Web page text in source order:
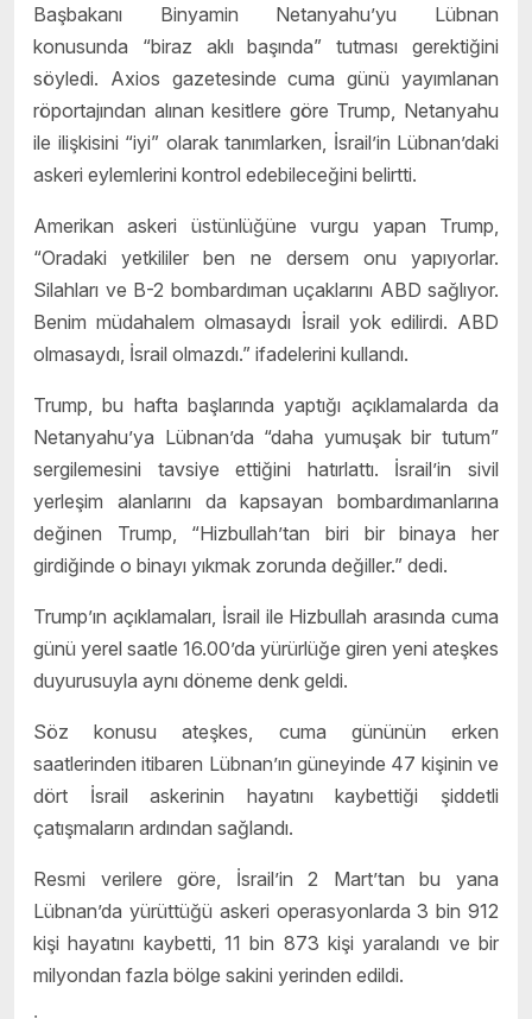
Başbakanı Binyamin Netanyahu’yu Lübnan
konusunda “biraz aklı başında” tutması gerektiğini
söyledi. Axios gazetesinde cuma günü yayımlanan
röportajından alınan kesitlere göre Trump, Netanyahu
ile ilişkisini “iyi” olarak tanımlarken, İsrail’in Lübnan’daki
askeri eylemlerini kontrol edebileceğini belirtti.
Amerikan askeri üstünlüğüne vurgu yapan Trump,
“Oradaki yetkililer ben ne dersem onu yapıyorlar.
Silahları ve B-2 bombardıman uçaklarını ABD sağlıyor.
Benim müdahalem olmasaydı İsrail yok edilirdi. ABD
olmasaydı, İsrail olmazdı.” ifadelerini kullandı.
Trump, bu hafta başlarında yaptığı açıklamalarda da
Netanyahu’ya Lübnan’da “daha yumuşak bir tutum”
sergilemesini tavsiye ettiğini hatırlattı. İsrail’in sivil
yerleşim alanlarını da kapsayan bombardımanlarına
değinen Trump, “Hizbullah’tan biri bir binaya her
girdiğinde o binayı yıkmak zorunda değiller.” dedi.
Trump’ın açıklamaları, İsrail ile Hizbullah arasında cuma
günü yerel saatle 16.00’da yürürlüğe giren yeni ateşkes
duyurusuyla aynı döneme denk geldi.
Söz konusu ateşkes, cuma gününün erken
saatlerinden itibaren Lübnan’ın güneyinde 47 kişinin ve
dört İsrail askerinin hayatını kaybettiği şiddetli
çatışmaların ardından sağlandı.
Resmi verilere göre, İsrail’in 2 Mart’tan bu yana
Lübnan’da yürüttüğü askeri operasyonlarda 3 bin 912
kişi hayatını kaybetti, 11 bin 873 kişi yaralandı ve bir
milyondan fazla bölge sakini yerinden edildi.